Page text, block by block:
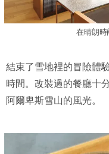
在晴朗時
結束了雪地裡的冒險體
時間。改裝過的餐廳十
阿爾卑斯雪山的風光。